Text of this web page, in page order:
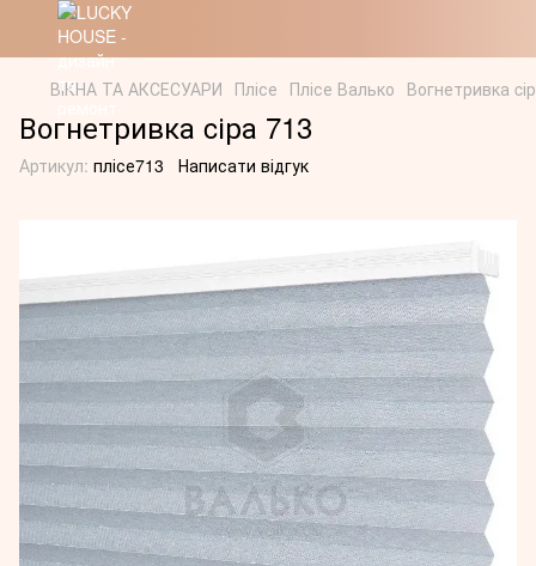
ВІКНА ТА АКСЕСУАРИ Плісе Плісе Валько Вогнетривка
Вогнетривка cіра 713
Артикул: плісе713 Написати відгук